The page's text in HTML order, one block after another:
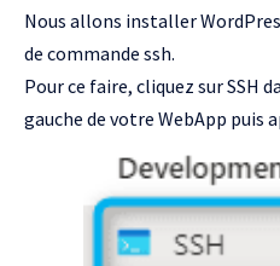
Nous allons installer
de commande ssh.
Pour ce faire, cliquez sur SSH
gauche de votre WebApp puis